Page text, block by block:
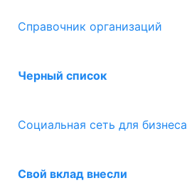
Справочник организаций
Черный список
Социальная сеть для бизнеса
Свой вклад внесли